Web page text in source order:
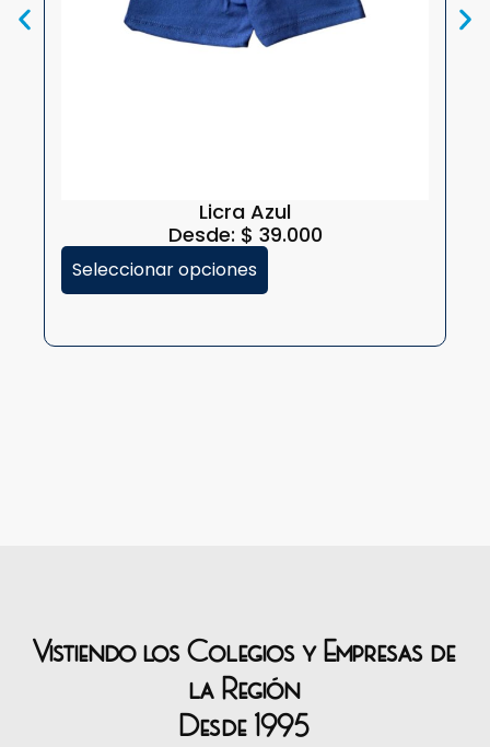
Licra Azul
Desde: $ 39.000
Seleccionar opciones
Vistiendo los Colegios y Empresas de
la Región
Desde 1995